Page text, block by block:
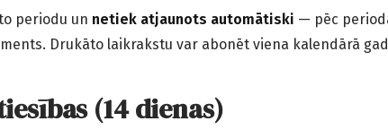
periodu un netiek atjaunots automātiski — pēc
Drukāto laikrakstu var abonēt viena kalendārā
(14 dienas)